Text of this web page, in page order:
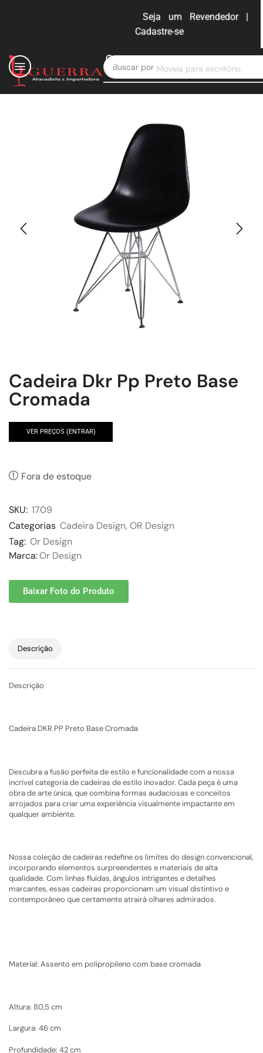
Seja um Revendedor |
Cadastre-se
Buscar por Moveis para escritório
Cadeira Dkr Pp Preto Base
Cromada
VER PREÇOS (ENTRAR)
Fora de estoque
SKU: 1709
Categorias Cadeira Design, OR Design
Tag: Or Design
Marca:Or Design
Baixar Foto do Produto
Descrição
Descrição
Cadeira DKR PP Preto Base Cromada
Descubra a fusão perfeita de estilo e funcionalidade com a nossa
incrível categoria de cadeiras de estilo inovador. Cada peça é uma
obra de arte única, que combina formas audaciosas e conceitos
arrojados para criar uma experiência visualmente impactante em
qualquer ambiente.
Nossa coleção de cadeiras redefine os limites do design convencional,
incorporando elementos surpreendentes e materiais de alta
qualidade. Com linhas fluidas, ângulos intrigantes e detalhes
marcantes, essas cadeiras proporcionam um visual distintivo e
contemporâneo que certamente atrairá olhares admirados.
Material: Assento em polipropileno com base cromada
Altura: 80,5 cm
Largura: 46 cm
Profundidade: 42 cm